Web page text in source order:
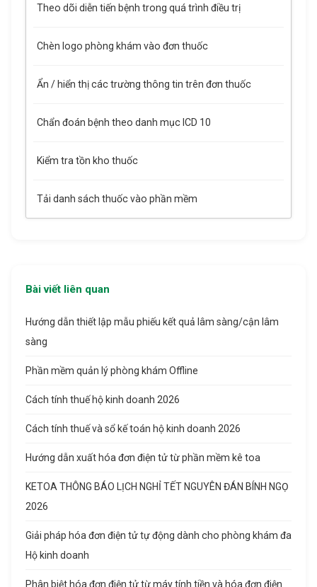
Theo dõi diễn tiến bệnh trong quá trình điều trị
Chèn logo phòng khám vào đơn thuốc
Ẩn / hiển thị các trường thông tin trên đơn thuốc
Chẩn đoán bệnh theo danh mục ICD 10
Kiểm tra tồn kho thuốc
Tải danh sách thuốc vào phần mềm
Bài viết liên quan
Hướng dẫn thiết lập mẫu phiếu kết quả lâm sàng/cận lâm
sàng
Phần mềm quản lý phòng khám Offline
Cách tính thuế hộ kinh doanh 2026
Cách tính thuế và sổ kế toán hộ kinh doanh 2026
Hướng dẫn xuất hóa đơn điện tử từ phần mềm kê toa
KETOA THÔNG BÁO LỊCH NGHỈ TẾT NGUYÊN ĐÁN BÍNH NGỌ
2026
Giải pháp hóa đơn điện tử tự động dành cho phòng khám đa
Hộ kinh doanh
Phân biệt hóa đơn điện tử từ máy tính tiền và hóa đơn điện